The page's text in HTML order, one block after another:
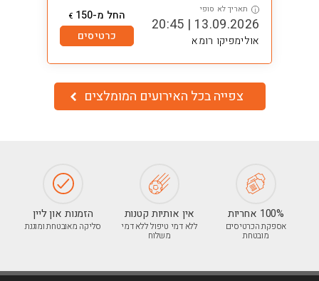
i תאריך לא סופי
13.09.2026 | 20:45
אולימפיקו רומא
החל מ-150 €
כרטיסים
צפייה בכל האירועים המומלצים
100% אחריות
אספקת הכרטיסים
מובטחת
אין אותיות קטנות
ללא דמי טיפול ללא דמי
משלוח
הזמנות און ליין
סליקה מאובטחת ומוגנת